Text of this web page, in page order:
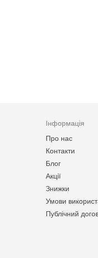
Інформація
Про нас
Контакти
Блог
Акції
Знижки
Умови
Публічний